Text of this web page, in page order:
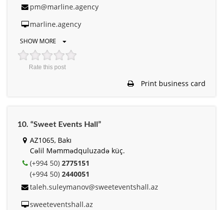
pm@marline.agency
marline.agency
SHOW MORE
Rate this post
Print business card
10. “Sweet Events Hall”
AZ1065, Bakı
Cəlil Məmmədquluzadə küç.
(+994 50) 2775151
(+994 50) 2440051
taleh.suleymanov@sweeteventshall.az
sweeteventshall.az